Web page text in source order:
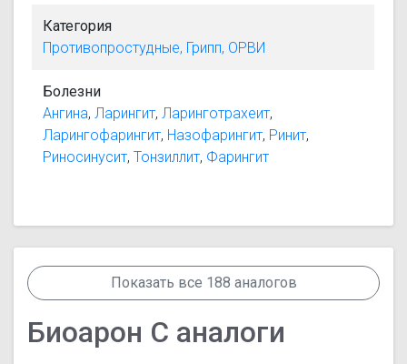
Категория
Противопростудные, Грипп, ОРВИ
Болезни
Ангина,Ларингит,Ларинготрахеит,
Ларингофарингит, Назофарингит, Ринит,
Риносинусит,Тонзиллит, Фарингит
Показать все 188 аналогов
Биоарон C аналоги